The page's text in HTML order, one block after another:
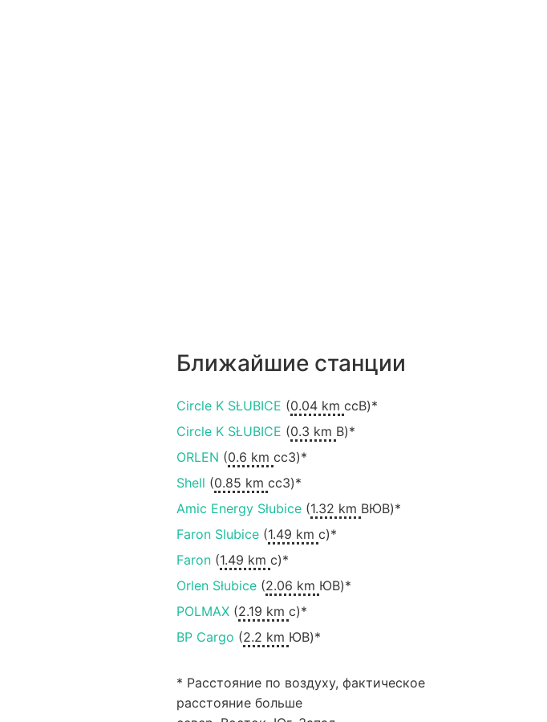
Ближайшие станции
Circle K SŁUBICE (0.04 km ссВ)*
Circle K SŁUBICE (0.3 km В)*
ORLEN (0.6 km ccЗ)*
Shell (0.85 km ccЗ)*
Amic Energy Słubice (1.32 km ВЮВ)*
Faron Slubice(1.49 km с)*
Faron(1.49 km с)*
Orlen Słubice(2.06 km ЮВ)*
POLMAX(2.19 km с)*
BP Cargo (2.2 km ЮВ)*
* Расстояние по воздуху, фактическое
расстояние больше